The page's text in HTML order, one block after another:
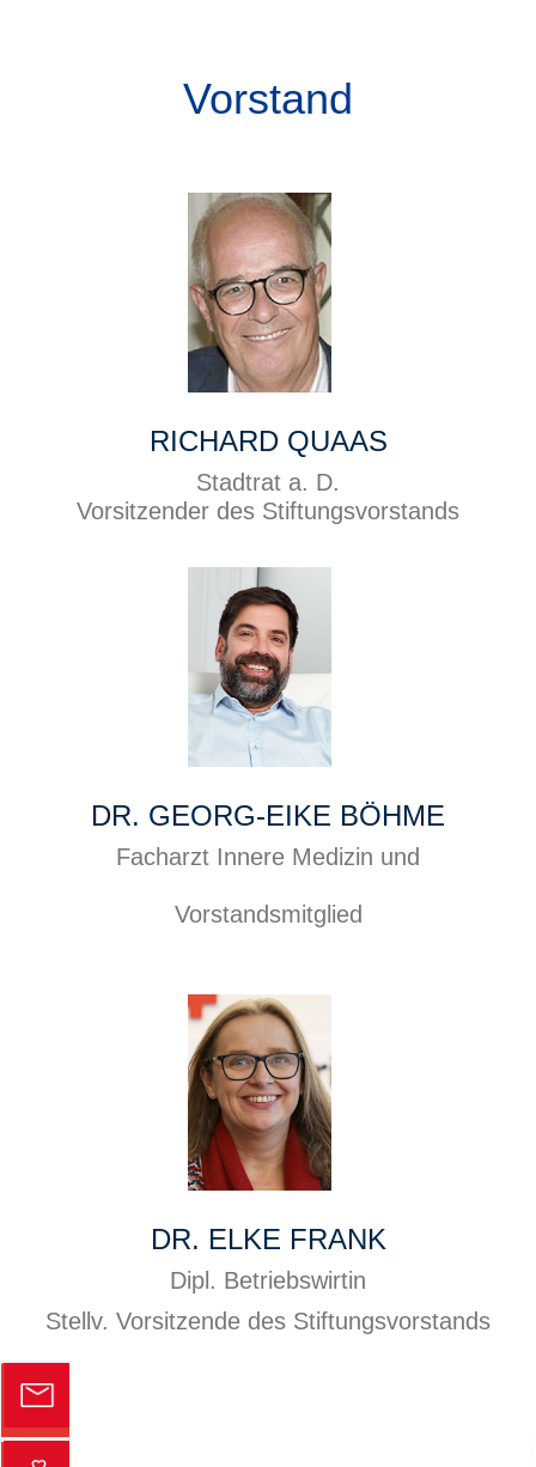
Vorstand
RICHARD QUAAS
Stadtrat a. D.
Vorsitzender des Stiftungsvorstands
DR. GEORG-EIKE BÖHME
Facharzt Innere Medizin und
Vorstandsmitglied
DR. ELKE FRANK
Dipl. Betriebswirtin
Stellv. Vorsitzende des Stiftungsvorstands